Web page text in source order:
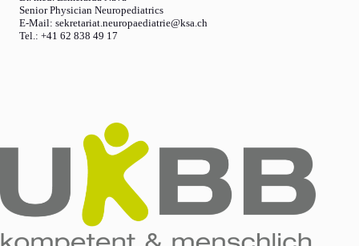
Senior Physician Neuropediatrics
E-Mail: sekretariat.neuropaediatrie@ksa.ch
Tel.: +41 62 838 49 17